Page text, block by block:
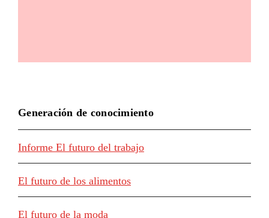
Generación de conocimiento
Informe El futuro del trabajo
El futuro de los alimentos
El futuro de la moda